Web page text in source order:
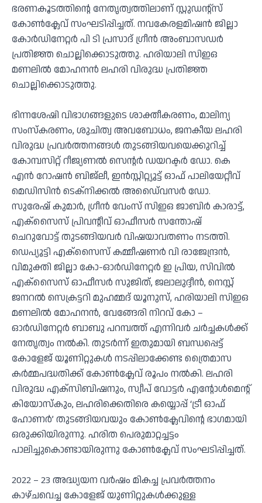
ഭരണകൂടത്തിന്റെ നേതൃത്വത്തിലാണ് സ്റ്റുഡന്റ്‌സ്
കോൺക്ലേവ് സംഘടിപ്പിച്ചത്. നവകേരളമിഷൻ ജില്ലാ
കോർഡിനേറ്റർ പി ടി പ്രസാദ് ഗ്രീൻ അംബാസഡർ
പ്രതിജ്ഞ ചൊല്ലിക്കൊടുത്തു. ഹരിയാലി സിഇഒ
മണലിൽ മോഹനൻ ലഹരി വിരുദ്ധ പ്രതിജ്ഞ
ചൊല്ലിക്കൊടുത്തു.
ഭിന്നശേഷി വിഭാഗങ്ങളുടെ ശാക്തീകരണം, മാലിന്യ
സംസ്‌കരണം, ശുചിത്വ അവബോധം, ജനകീയ ലഹരി
വിരുദ്ധ പ്രവർത്തനങ്ങൾ തുടങ്ങിയവയെക്കുറിച്ച്
കോമ്പസിറ്റ് റീജ്യണൽ സെന്റർ ഡയറക്ടർ ഡോ. കെ
എൻ റോഷൻ ബിജ്‌ലീ, ഇൻസ്റ്റിറ്റ്യൂട്ട് ഓഫ് പാലിയേറ്റീവ്
മെഡിസിൻ ടെക്‌നിക്കൽ അഡൈ്വസർ ഡോ.
സുരേഷ് കുമാർ, ഗ്രീൻ വേംസ് സിഇഒ ജാബിർ കാരാട്ട്,
എക്‌സൈസ് പ്രിവന്റീവ് ഓഫീസർ സന്തോഷ്
ചെറുവോട്ട് തുടങ്ങിയവർ വിഷയാവതണം നടത്തി.
ഡെപ്യൂട്ടി എക്‌സൈസ് കമ്മീഷണർ വി രാജേന്ദ്രൻ,
വിമുക്തി ജില്ലാ കോ-ഓർഡിനേറ്റർ ഇ പ്രിയ, സിവിൽ
എക്സൈസ് ഓഫീസർ സുജിത്, ജലാലുദ്ദീൻ, നെസ്റ്റ്
ജനറൽ സെക്രട്ടറി മുഹമ്മദ് യൂനുസ്, ഹരിയാലി സിഇഒ
മണലിൽ മോഹനൻ, വേങ്ങേരി നിറവ് കോ –
ഓർഡിനേറ്റർ ബാബു പറമ്പത്ത് എന്നിവർ ചർച്ചകൾക്ക്
നേതൃത്വം നൽകി. തുടർന്ന് ഇതുമായി ബന്ധപ്പെട്ട്
കോളേജ് യൂണിറ്റുകൾ നടപ്പിലാക്കേണ്ട ത്രൈമാസ
കർമ്മപദ്ധതിക്ക് കോൺക്ലേവ് രൂപം നൽകി. ലഹരി
വിരുദ്ധ എക്‌സിബിഷനും, സ്വീപ് വോട്ടർ എന്റോൾമെന്റ്
കിയോസ്‌കും, ലഹരിക്കെതിരെ കയ്യൊപ്പ് ‘ട്രീ ഓഫ്
ഹോണർ’ തുടങ്ങിയവയും കോൺക്ലേവിന്റെ ഭാഗമായി
ഒരുക്കിയിരുന്നു. ഹരിത പെരുമാറ്റച്ചട്ടം
പാലിച്ചുകൊണ്ടായിരുന്നു കോൺക്ലേവ് സംഘടിപ്പിച്ചത്.
2022 – 23 അദ്ധ്യയന വർഷം മികച്ച പ്രവർത്തനം
കാഴ്ചവെച്ച കോളേജ് യുണിറ്റുകൾക്കുള്ള